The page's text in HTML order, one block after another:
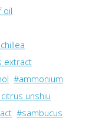
oil
extract
#ammonium
unshiu
#sambucus